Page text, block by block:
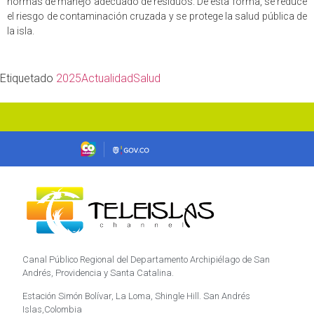
el riesgo de contaminación cruzada y se protege la salud pública de
la isla.
Etiquetado 2025ActualidadSalud
Canal Público Regional del Departamento Archipiélago de San
Andrés, Providencia y Santa Catalina.
Estación Simón Bolívar, La Loma, Shingle Hill. San Andrés
Islas,Colombia